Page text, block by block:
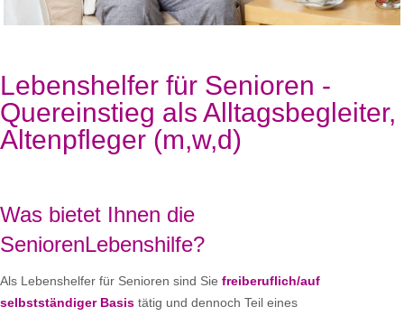
Lebenshelfer für Senioren -
Quereinstieg als Alltagsbegleiter,
Altenpfleger (m,w,d)
Was bietet Ihnen die
SeniorenLebenshilfe?
Als Lebenshelfer für Senioren sind Sie freiberuflich/auf
selbstständiger Basis tätig und dennoch Teil eines